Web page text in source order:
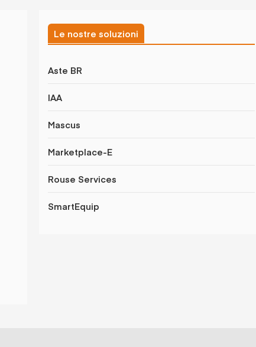
Le nostre soluzioni
Aste BR
IAA
Mascus
Marketplace-E
Rouse Services
SmartEquip